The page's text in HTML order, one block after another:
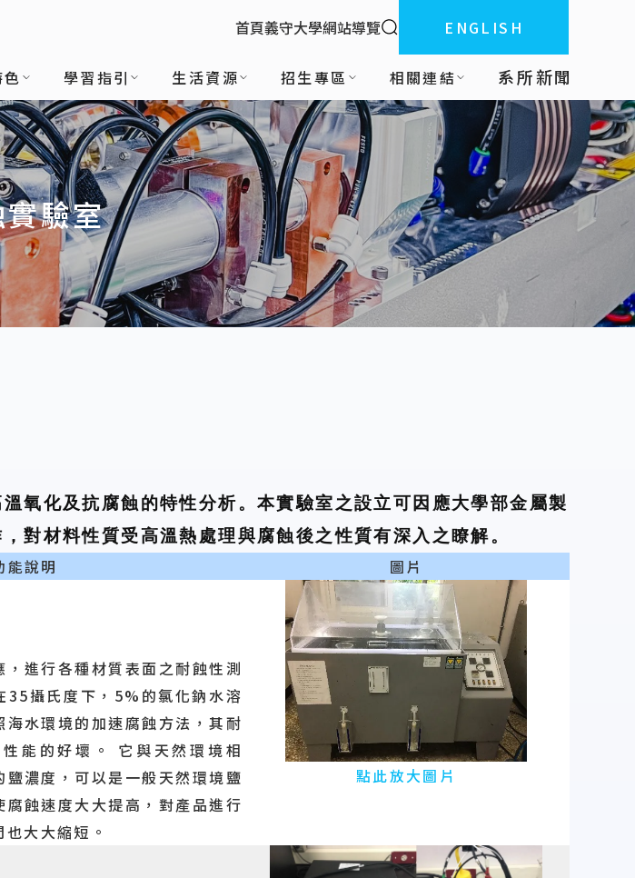
:::
首頁義守大學網站導覽 全站搜索ENGLISH
學習指引 生活資源 招生專區 相關連結 系所新聞
驗室
氧化及抗腐蝕的特性分析。本實驗室之設立可因應大學部金屬製
對材料性質受高溫熱處理與腐蝕後之性質有深入之瞭解。
能說明 圖片
進行各種材質表面之耐蝕性測
35攝氏度下，5%的氯化鈉水溶
水環境的加速腐蝕方法，其耐
能的好壞。 它與天然環境相
濃度，可以是一般天然環境鹽
蝕速度大大提高，對產品進行
大大縮短。
點此放大圖片